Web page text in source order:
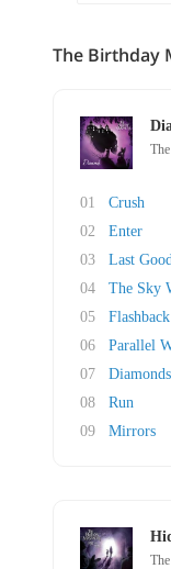
The Birthday
01
Crush
02
Enter
03
Last
04
The Sky
05
Flashback
06
Parallel
07
Diamonds
08
Run
09
Mirrors